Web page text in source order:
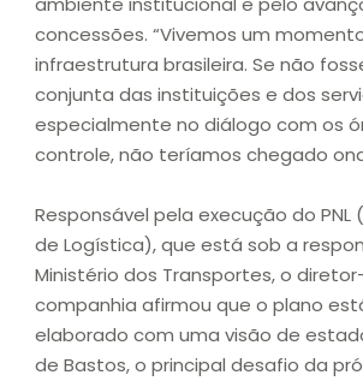
concessões. “Vivemos um
infraestrutura brasileira. Se não
conjunta das instituições e dos
especialmente no diálogo com os
controle, não teríamos chegado
Responsável pela execução do PNL
de Logística), que está sob a
Ministério dos Transportes, o
companhia afirmou que o plano
elaborado com uma visão de
de Bastos, o principal desafio da